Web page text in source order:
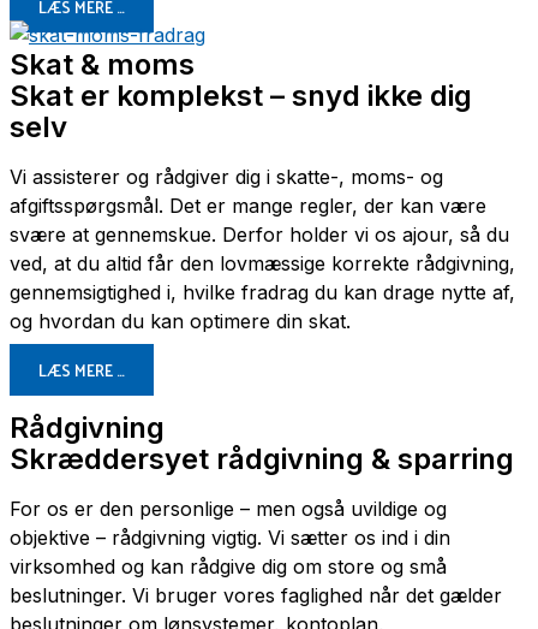
LÆS MERE …
Skat & moms
Skat er komplekst – snyd ikke dig
selv
Vi assisterer og rådgiver dig i skatte-, moms- og
afgiftsspørgsmål. Det er mange regler, der kan være
svære at gennemskue. Derfor holder vi os ajour, så du
ved, at du altid får den lovmæssige korrekte rådgivning,
gennemsigtighed i, hvilke fradrag du kan drage nytte af,
og hvordan du kan optimere din skat.
LÆS MERE …
Rådgivning
Skræddersyet rådgivning & sparring
For os er den personlige – men også uvildige og
objektive – rådgivning vigtig. Vi sætter os ind i din
virksomhed og kan rådgive dig om store og små
beslutninger. Vi bruger vores faglighed når det gælder